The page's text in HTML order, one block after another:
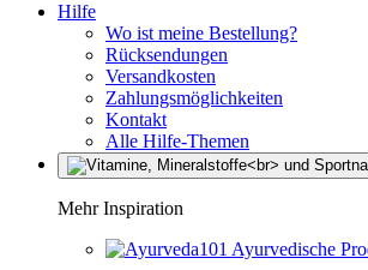
Hilfe
Wo ist meine Bestellung?
Rücksendungen
Versandkosten
Zahlungsmöglichkeiten
Kontakt
Alle Hilfe-Themen
Mehr Inspiration
Ayurvedische